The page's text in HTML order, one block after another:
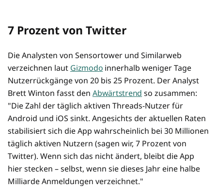
7 Prozent von Twitter
Die Analysten von Sensortower und Similarweb
verzeichnen laut Gizmodo innerhalb weniger Tage
Nutzerrückgänge von 20 bis 25 Prozent. Der Analyst
Brett Winton fasst den Abwärtstrend so zusammen:
"Die Zahl der täglich aktiven Threads-Nutzer für
Android und iOS sinkt. Angesichts der aktuellen Raten
stabilisiert sich die App wahrscheinlich bei 30 Millionen
täglich aktiven Nutzern (sagen wir, 7 Prozent von
Twitter). Wenn sich das nicht ändert, bleibt die App
hier stecken – selbst, wenn sie dieses Jahr eine halbe
Milliarde Anmeldungen verzeichnet."